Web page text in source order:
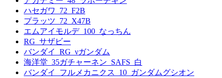
ハセガワ_72_F2B
プラッツ_72_X47B
エムアイモルデ_100_なっちん
RG_サザビー
バンダイ_RG_νガンダム
海洋堂_35ガチャーネン_SAFS_白
バンダイ_フルメカニクス_10_ガンダムグシオン